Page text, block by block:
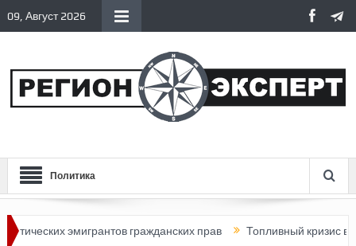
09, Август 2026
Политика
гражданских прав Топливный кризис в России